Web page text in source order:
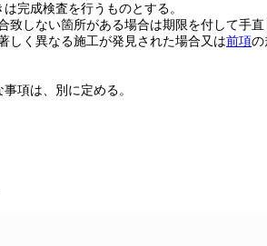
完成検査を行うものとする。
しない箇所がある場合は期限を付して手直
しく異なる施工が発見された場合又は前項の
項は、別に定める。